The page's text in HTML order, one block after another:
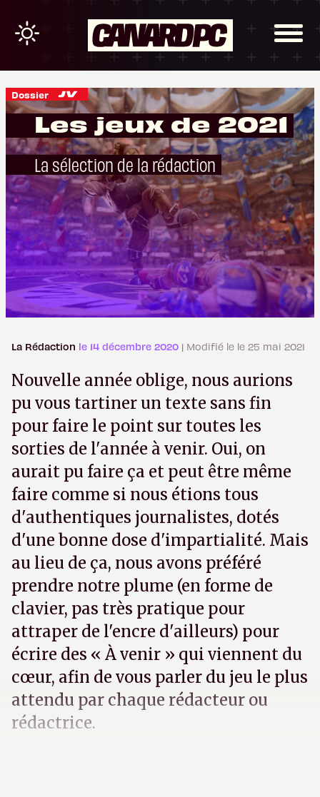
Dossier
Les jeux de 2021
La sélection de la rédaction
La Rédaction le 14 décembre 2020 | Modifié le le 25 mai 2021
Nouvelle année oblige, nous aurions
pu vous tartiner un texte sans fin
pour faire le point sur toutes les
sorties de l'année à venir. Oui, on
aurait pu faire ça et peut être même
faire comme si nous étions tous
d'authentiques journalistes, dotés
d'une bonne dose d'impartialité. Mais
au lieu de ça, nous avons préféré
prendre notre plume (en forme de
clavier, pas très pratique pour
attraper de l'encre d'ailleurs) pour
écrire des « À venir » qui viennent du
cœur, afin de vous parler du jeu le plus
attendu par chaque rédacteur ou
rédactrice.